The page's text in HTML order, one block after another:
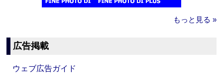
もっと見る »
広告掲載
ウェブ広告ガイド